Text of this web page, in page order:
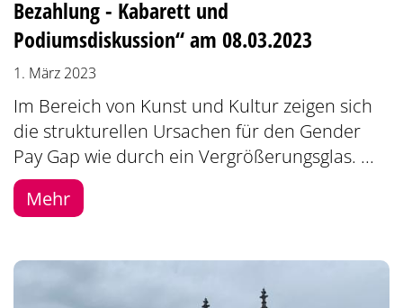
Bezahlung - Kabarett und
Podiumsdiskussion“ am 08.03.2023
1. März 2023
Im Bereich von Kunst und Kultur zeigen sich
die strukturellen Ursachen für den Gender
Pay Gap wie durch ein Vergrößerungsglas. ...
Mehr